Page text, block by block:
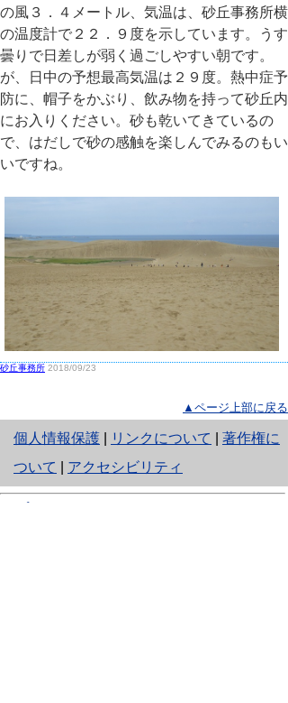
の風３．４メートル、気温は、砂丘事務所横
の温度計で２２．９度を示しています。うす
曇りで日差しが弱く過ごしやすい朝です。
が、日中の予想最高気温は２９度。熱中症予
防に、帽子をかぶり、飲み物を持って砂丘内
にお入りください。砂も乾いてきているの
で、はだしで砂の感触を楽しんでみるのもい
いですね。
砂丘事務所 2018/09/23
▲ページ上部に戻る
個人情報保護
と
り
ネ
リンクについて
著作権に
ついて
アクセシビリティ